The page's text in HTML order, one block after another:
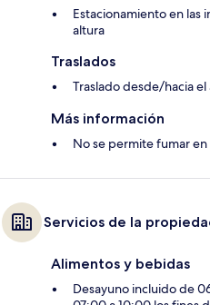
Estacionamiento en las
altura
Traslados
Traslado desde/hacia
Más información
No se permite fumar
Servicios de la
Alimentos y bebidas
Desayuno incluido de